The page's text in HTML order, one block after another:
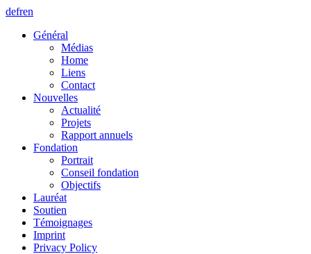
defren
Général
Médias
Home
Liens
Contact
Nouvelles
Actualité
Projets
Rapport annuels
Fondation
Portrait
Conseil fondation
Objectifs
Lauréat
Soutien
Témoignages
Imprint
Privacy Policy